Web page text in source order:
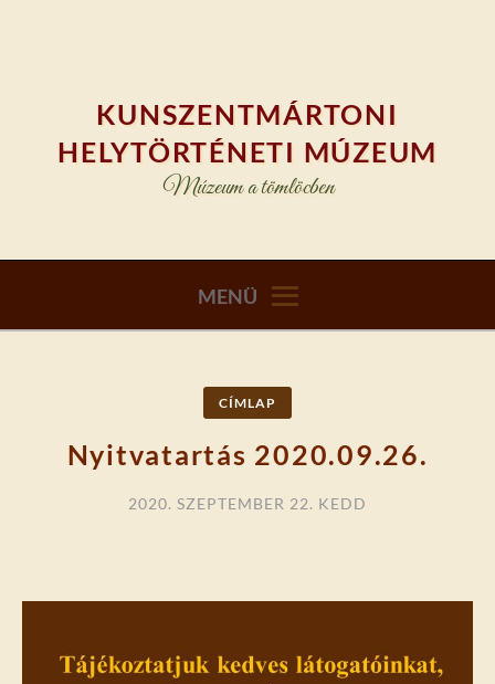
KUNSZENTMÁRTONI
HELYTÖRTÉNETI MÚZEUM
Múzeum a tömlöcben
MENÜ
CÍMLAP
Nyitvatartás 2020.09.26.
2020. SZEPTEMBER 22. KEDD